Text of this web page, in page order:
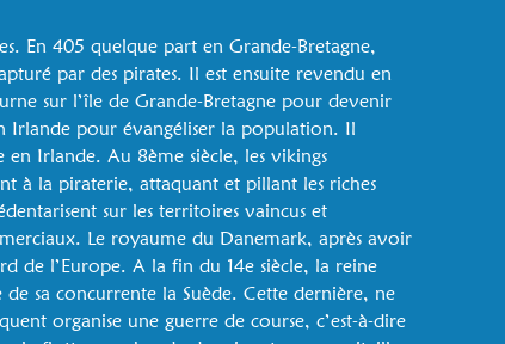
En 405 quelque part en Grande-Bretagne,
par des pirates. Il est ensuite revendu en
sur l’île de Grande-Bretagne pour devenir
Irlande pour évangéliser la population. Il
Irlande. Au 8ème siècle, les vikings
à la piraterie, attaquant et pillant les riches
sur les territoires vaincus et
Le royaume du Danemark, après avoir
de l’Europe. A la fin du 14e siècle, la reine
sa concurrente la Suède. Cette dernière, ne
organise une guerre de course, c’est-à-dire